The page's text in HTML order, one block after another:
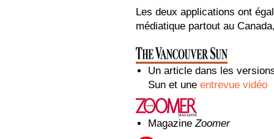
Les deux applications ont
médiatique partout au
Un article dans les
Sun et une entrevue vidéo
MagazineZoomer